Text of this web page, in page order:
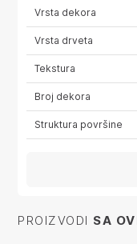
Vrsta dekora
Vrsta drveta
Tekstura
Broj dekora
Struktura površine
PROIZVODI SA